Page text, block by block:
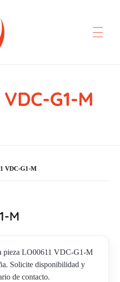
G1-M
VDC-G1-M
M
pieza LO00611 VDC-G1-M
Solicite disponibilidad y
de contacto.